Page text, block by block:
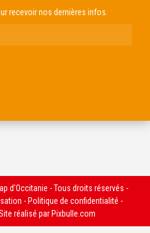
recevoir nos dernières infos.
d'Occitanie - Tous droits réservés -
- Politique de confidentialité -
réalisé par Pixbulle.com